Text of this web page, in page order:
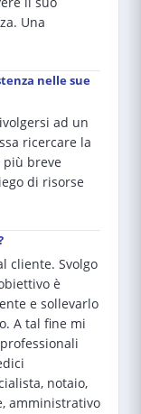
Una
nelle sue
ad un
ricercare la
breve
di risorse
cliente. Svolgo
è
e sollevarlo
A tal fine mi
notaio,
amministrativo